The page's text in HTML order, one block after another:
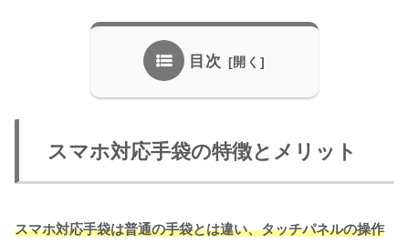
目次
スマホ対応手袋の特徴とメリット
スマホ対応手袋は普通の手袋とは違い、タッチパネルの操作